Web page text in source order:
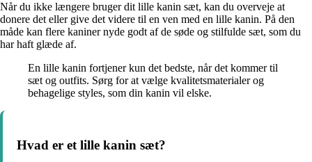
Når du ikke længere bruger dit lille kanin sæt, kan du overveje at
donere det eller give det videre til en ven med en lille kanin. På den
måde kan flere kaniner nyde godt af de søde og stilfulde sæt, som du
har haft glæde af.
En lille kanin fortjener kun det bedste, når det kommer til
sæt og outfits. Sørg for at vælge kvalitetsmaterialer og
behagelige styles, som din kanin vil elske.
Hvad er et lille kanin sæt?